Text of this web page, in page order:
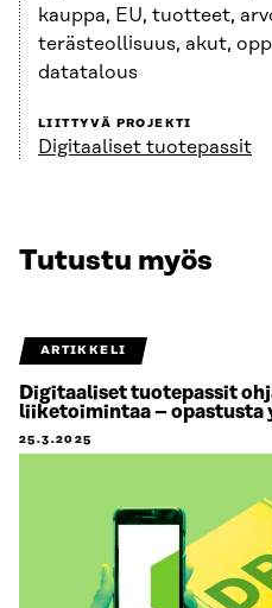
kauppa, EU, tuotteet,
terästeollisuus, akut,
datatalous
LIITTYVÄ PROJEKTI
Digitaaliset tuotepassit
Tutustu myös
ARTIKKELI
Digitaaliset tuotepassit
liiketoimintaa –
25.3.2025